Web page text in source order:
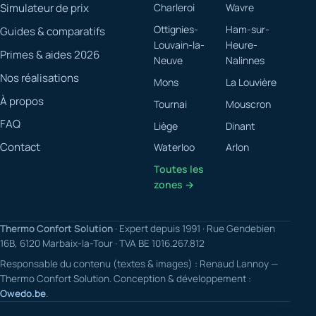
Simulateur de prix
Guides & comparatifs
Primes & aides 2026
Nos réalisations
À propos
FAQ
Contact
Charleroi
Wavre
Ottignies-
Louvain-la-
Neuve
Ham-sur-
Heure-
Nalinnes
Mons
La Louvière
Tournai
Mouscron
Liège
Dinant
Waterloo
Arlon
Toutes les
zones →
Thermo Confort Solution · Expert depuis 1991 · Rue Gendebien
16B, 6120 Marbaix-la-Tour · TVA BE 1016.267.812
Responsable du contenu (textes & images) : Renaud Lannoy —
Thermo Confort Solution. Conception & développement :
Owedo.be.